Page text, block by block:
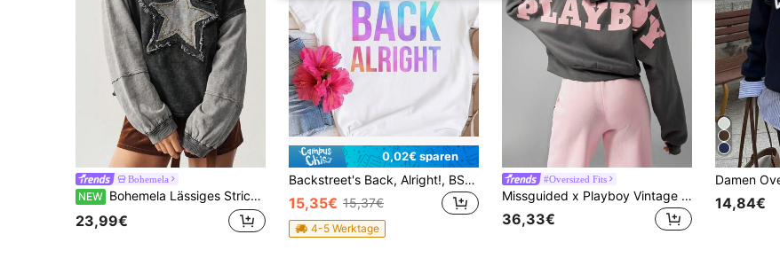
Bohemela
NEW Bohemela Lässiges Strick-Patchwork-Sweatshirt für Damen mit Rundhalsausschnitt, langen Ärmeln und lockerer Passform
23,99€
0,02€ sparen
Backstreet's Back, Alright!, BSB, Tie Dye Print T-Shirt, Backstreet S, Band Fan, Backstreet S Fan, BSB Fan, 90's Shirt220G Heavyweight 100% Cotton T-Shirt. -Thicker, Softer, And Stronger T Your Average
15,35€ 15,37€
4-5 Werktage
#Oversized Fits
Missguided x Playboy Vintage inspirierter Logo Crop Reißverschluss Hoodie, Streetwear Herbst Winter Loungewear Klassisches Hasen Design Retro Mode Sweatshirt, Lässig
36,33€
14,84€